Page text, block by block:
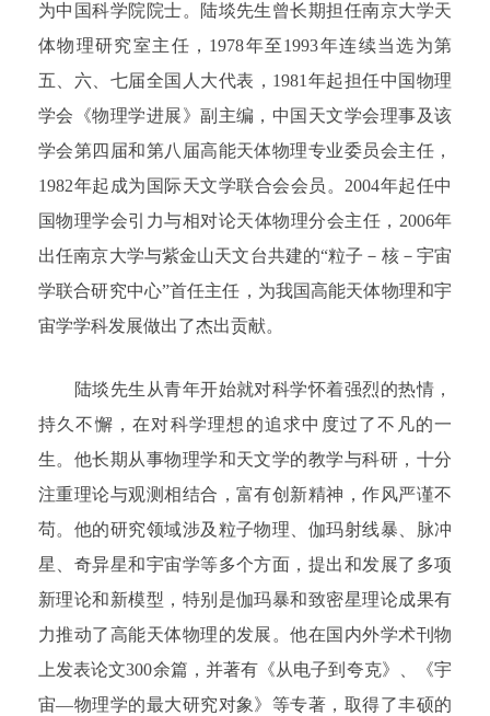
为中国科学院院士。陆埮先生曾长期担任南京大学天
体物理研究室主任，1978年至1993年连续当选为第
五、六、七届全国人大代表，1981年起担任中国物理
学会《物理学进展》副主编，中国天文学会理事及该
学会第四届和第八届高能天体物理专业委员会主任，
1982年起成为国际天文学联合会会员。2004年起任中
国物理学会引力与相对论天体物理分会主任，2006年
出任南京大学与紫金山天文台共建的“粒子－核－宇宙
学联合研究中心”首任主任，为我国高能天体物理和宇
宙学学科发展做出了杰出贡献。
陆埮先生从青年开始就对科学怀着强烈的热情，
持久不懈，在对科学理想的追求中度过了不凡的一
生。他长期从事物理学和天文学的教学与科研，十分
注重理论与观测相结合，富有创新精神，作风严谨不
苟。他的研究领域涉及粒子物理、伽玛射线暴、脉冲
星、奇异星和宇宙学等多个方面，提出和发展了多项
新理论和新模型，特别是伽玛暴和致密星理论成果有
力推动了高能天体物理的发展。他在国内外学术刊物
上发表论文300余篇，并著有《从电子到夸克》、《宇
宙—物理学的最大研究对象》等专著，取得了丰硕的